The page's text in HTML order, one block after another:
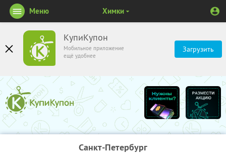
КупиКупон
Мобильное приложение
ещё удобнее
Загрузить
Меню Химки
Санкт-Петербург